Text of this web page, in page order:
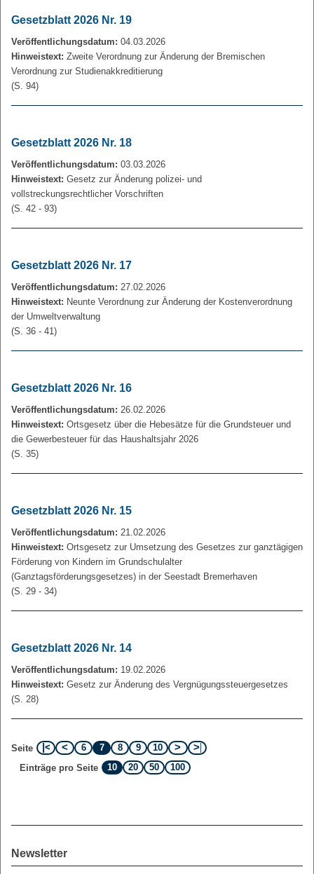
Gesetzblatt 2026 Nr. 19
Veröffentlichungsdatum: 04.03.2026
Hinweistext: Zweite Verordnung zur Änderung der Bremischen
Verordnung zur Studienakkreditierung
(S. 94)
Gesetzblatt 2026 Nr. 18
Veröffentlichungsdatum: 03.03.2026
Hinweistext: Gesetz zur Änderung polizei- und
vollstreckungsrechtlicher Vorschriften
(S. 42 - 93)
Gesetzblatt 2026 Nr. 17
Veröffentlichungsdatum: 27.02.2026
Hinweistext: Neunte Verordnung zur Änderung der Kostenverordnung
der Umweltverwaltung
(S. 36 - 41)
Gesetzblatt 2026 Nr. 16
Veröffentlichungsdatum: 26.02.2026
Hinweistext: Ortsgesetz über die Hebesätze für die Grundsteuer und
die Gewerbesteuer für das Haushaltsjahr 2026
(S. 35)
Gesetzblatt 2026 Nr. 15
Veröffentlichungsdatum: 21.02.2026
Hinweistext: Ortsgesetz zur Umsetzung des Gesetzes zur ganztägigen
Förderung von Kindern im Grundschulalter
(Ganztagsförderungsgesetzes) in der Seestadt Bremerhaven
(S. 29 - 34)
Gesetzblatt 2026 Nr. 14
Veröffentlichungsdatum: 19.02.2026
Hinweistext: Gesetz zur Änderung des Vergnügungssteuergesetzes
(S. 28)
Seite 6 7 8 9
10
Einträge pro Seite
10 20 50 100
Newsletter